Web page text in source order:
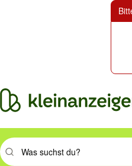
Suchbegriff eingeben.